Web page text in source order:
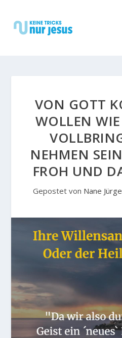
VON GOTT
WOLLEN
NEHMEN
FROH UND
Gepostet von Nane